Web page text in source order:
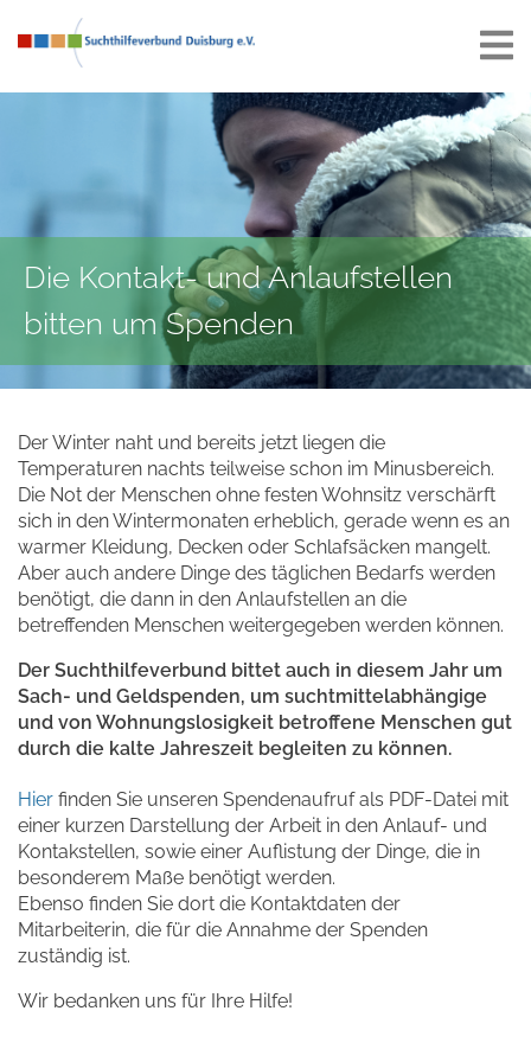
Die Kontakt- und Anlaufstellen
bitten um Spenden
Der Winter naht und bereits jetzt liegen die
Temperaturen nachts teilweise schon im Minusbereich.
Die Not der Menschen ohne festen Wohnsitz verschärft
sich in den Wintermonaten erheblich, gerade wenn es an
warmer Kleidung, Decken oder Schlafsäcken mangelt.
Aber auch andere Dinge des täglichen Bedarfs werden
benötigt, die dann in den Anlaufstellen an die
betreffenden Menschen weitergegeben werden können.
Der Suchthilfeverbund bittet auch in diesem Jahr um
Sach- und Geldspenden, um suchtmittelabhängige
und von Wohnungslosigkeit betroffene Menschen gut
durch die kalte Jahreszeit begleiten zu können.
Hier finden Sie unseren Spendenaufruf als PDF-Datei mit
einer kurzen Darstellung der Arbeit in den Anlauf- und
Kontakstellen, sowie einer Auflistung der Dinge, die in
besonderem Maße benötigt werden.
Ebenso finden Sie dort die Kontaktdaten der
Mitarbeiterin, die für die Annahme der Spenden
zuständig ist.
Wir bedanken uns für Ihre Hilfe!